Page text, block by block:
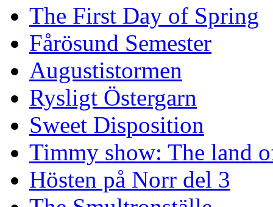
The First Day of Spring
Fårösund Semester
Augustistormen
Rysligt Östergarn
Sweet Disposition
Timmy show: The land
Hösten på Norr del 3